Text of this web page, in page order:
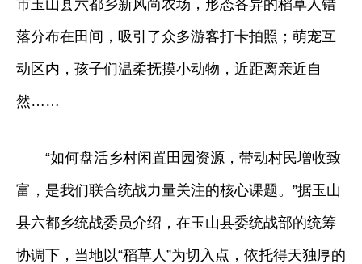
市玉山县六都乡新风尚农场，形态各异的稻草人错
落分布在田间，吸引了众多游客打卡拍照；萌宠互
动区内，孩子们温柔抚摸小动物，近距离亲近自
然……
“如何盘活乡村闲置田园资源，带动村民增收致
富，是我们联合统战力量关注的核心课题。”据玉山
县六都乡统战委员介绍，在玉山县委统战部的统筹
协调下，当地以“稻草人”为切入点，依托得天独厚的